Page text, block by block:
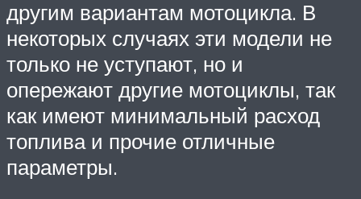
другим вариантам мотоцикла. В
некоторых случаях эти модели не
только не уступают, но и
опережают другие мотоциклы, так
как имеют минимальный расход
топлива и прочие отличные
параметры.